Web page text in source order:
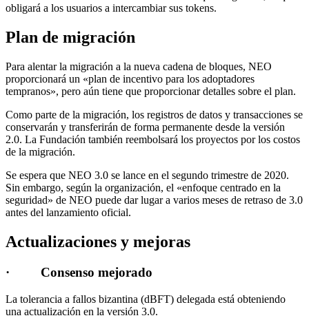
obligará a los usuarios a intercambiar sus tokens.
Plan de migración
Para alentar la migración a la nueva cadena de bloques, NEO
proporcionará un «plan de incentivo para los adoptadores
tempranos», pero aún tiene que proporcionar detalles sobre el plan.
Como parte de la migración, los registros de datos y transacciones se
conservarán y transferirán de forma permanente desde la versión
2.0. La Fundación también reembolsará los proyectos por los costos
de la migración.
Se espera que NEO 3.0 se lance en el segundo trimestre de 2020.
Sin embargo, según la organización, el «enfoque centrado en la
seguridad» de NEO puede dar lugar a varios meses de retraso de 3.0
antes del lanzamiento oficial.
Actualizaciones y mejoras
· Consenso mejorado
La tolerancia a fallos bizantina (dBFT) delegada está obteniendo
una actualización en la versión 3.0.